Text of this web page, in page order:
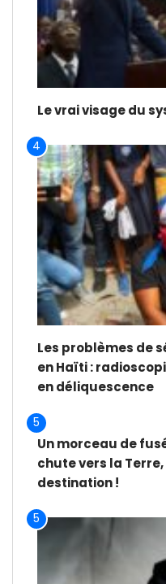
Le vrai visage du
4
Les problèmes de
en Haïti :
en déliquescence
5
Un morceau de
chute vers la
destination !
5